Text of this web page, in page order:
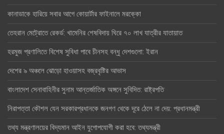
কানাডাকে হারিয়ে সবার আগে কোয়ার্টার ফাইনালে মরক্কো
তেহরান মেট্রোতে রেকর্ড: খামেনির শেষবিদায় ঘিরে ৭০ লাখ যাত্রীর যাতায়াত
হরমুজ প্রণালিতে বিশেষ সুবিধা পাবে চীনসহ বন্ধু দেশগুলো: ইরান
দেশের ৯ অঞ্চলে ঝোড়ো হাওয়াসহ বজ্রবৃষ্টির আভাস
বাংলাদেশ সেনাবাহিনীর সুনাম আন্তর্জাতিক অঙ্গনে সুবিদিত: রাষ্ট্রপতি
নিরাপত্তা কৌশল যেন সরকারপ্রধানকে জনগণ থেকে দূরে ঠেলে না দেয়: প্রধানমন্ত্রী
তথ্য মন্ত্রণালয়ের বিদ্যমান আইন যুগোপযোগী করা হবে: তথ্যমন্ত্রী